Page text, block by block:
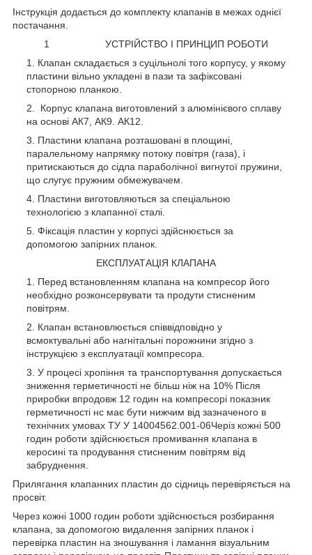
Інструкція додається до комплекту клапанів в межах однієї
постачання.
1 УСТРІЙСТВО І ПРИНЦИП РОБОТИ
Клапан складається з суцільнолі того корпусу, у якому
пластини вільно укладені в пази та зафіксовані
стопорною планкою.
Корпус клапана виготовлений з алюмінієвого сплаву
на основі АК7, АК9. АК12.
Пластини клапана розташовані в площині,
паралельному напрямку потоку повітря (газа), і
притискаються до сідла параболічної вигнутої пружини,
що слугує пружним обмежувачем.
Пластини виготовляються за спеціальною
технологією з клапанної сталі.
Фіксація пластин у корпусі здійснюється за
допомогою запірних планок.
ЕКСПЛУАТАЦІЯ КЛАПАНА
Перед встановленням клапана на компресор його
необхідно розконсервувати та продути стисненим
повітрям.
Клапан встановлюється співвідповідно у
всмоктувальні або нагнітальні порожнини згідно з
інструкцією з експлуатації компресора.
У процесі хропіння та транспортування допускається
зниження герметичності не більш ніж на 10% Після
приробки впродовж 12 годин на компресорі показник
герметичності нс має бути нижчим від зазначеного в
технічних умовах ТУ У 14004562.001-06Черіз кожні 500
годин роботи здійснюється промивання клапана в
керосині та продування стисненим повітрям від
забруднення.
Прилягання клапанних пластин до сідниць перевіряється на
просвіт.
Через кожні 1000 годин роботи здійснюється розбирання
клапана, за допомогою видалення запірних планок і
перевірка пластин на зношування і ламання візуальним